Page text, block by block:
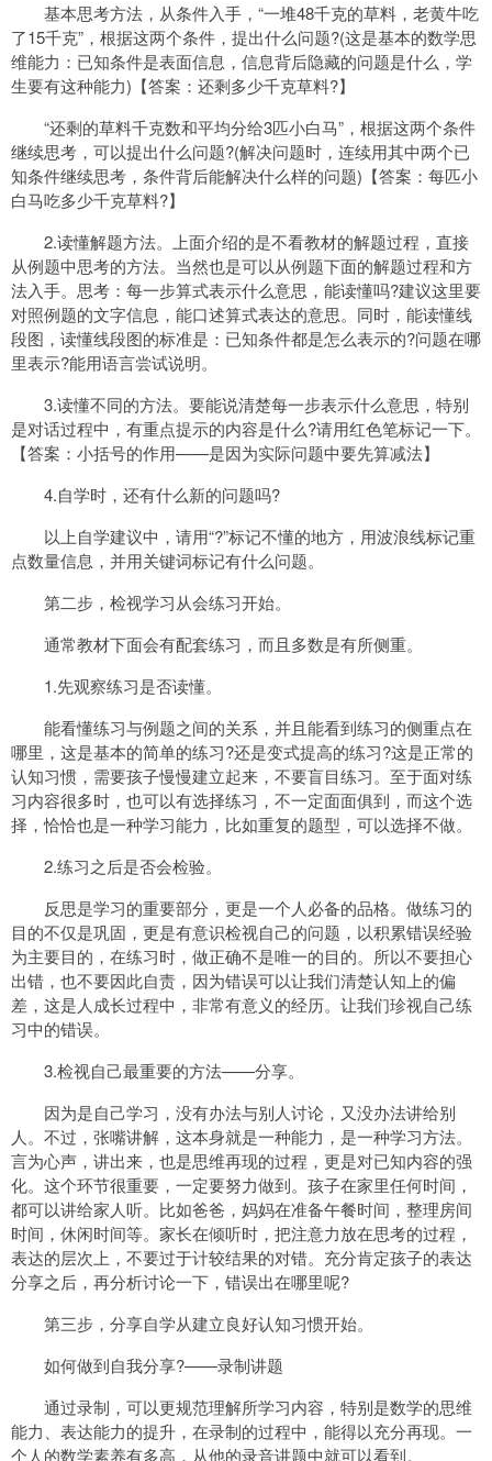
基本思考方法，从条件入手，“一堆48千克的草料，老黄牛吃
了15千克”，根据这两个条件，提出什么问题?(这是基本的数学思
维能力：已知条件是表面信息，信息背后隐藏的问题是什么，学
生要有这种能力)【答案：还剩多少千克草料?】
“还剩的草料千克数和平均分给3匹小白马”，根据这两个条件
继续思考，可以提出什么问题?(解决问题时，连续用其中两个已
知条件继续思考，条件背后能解决什么样的问题)【答案：每匹小
白马吃多少千克草料?】
2.读懂解题方法。上面介绍的是不看教材的解题过程，直接
从例题中思考的方法。当然也是可以从例题下面的解题过程和方
法入手。思考：每一步算式表示什么意思，能读懂吗?建议这里要
对照例题的文字信息，能口述算式表达的意思。同时，能读懂线
段图，读懂线段图的标准是：已知条件都是怎么表示的?问题在哪
里表示?能用语言尝试说明。
3.读懂不同的方法。要能说清楚每一步表示什么意思，特别
是对话过程中，有重点提示的内容是什么?请用红色笔标记一下。
【答案：小括号的作用——是因为实际问题中要先算减法】
4.自学时，还有什么新的问题吗?
以上自学建议中，请用“?”标记不懂的地方，用波浪线标记重
点数量信息，并用关键词标记有什么问题。
第二步，检视学习从会练习开始。
通常教材下面会有配套练习，而且多数是有所侧重。
1.先观察练习是否读懂。
能看懂练习与例题之间的关系，并且能看到练习的侧重点在
哪里，这是基本的简单的练习?还是变式提高的练习?这是正常的
认知习惯，需要孩子慢慢建立起来，不要盲目练习。至于面对练
习内容很多时，也可以有选择练习，不一定面面俱到，而这个选
择，恰恰也是一种学习能力，比如重复的题型，可以选择不做。
2.练习之后是否会检验。
反思是学习的重要部分，更是一个人必备的品格。做练习的
目的不仅是巩固，更是有意识检视自己的问题，以积累错误经验
为主要目的，在练习时，做正确不是唯一的目的。所以不要担心
出错，也不要因此自责，因为错误可以让我们清楚认知上的偏
差，这是人成长过程中，非常有意义的经历。让我们珍视自己练
习中的错误。
3.检视自己最重要的方法——分享。
因为是自己学习，没有办法与别人讨论，又没办法讲给别
人。不过，张嘴讲解，这本身就是一种能力，是一种学习方法。
言为心声，讲出来，也是思维再现的过程，更是对已知内容的强
化。这个环节很重要，一定要努力做到。孩子在家里任何时间，
都可以讲给家人听。比如爸爸，妈妈在准备午餐时间，整理房间
时间，休闲时间等。家长在倾听时，把注意力放在思考的过程，
表达的层次上，不要过于计较结果的对错。充分肯定孩子的表达
分享之后，再分析讨论一下，错误出在哪里呢?
第三步，分享自学从建立良好认知习惯开始。
如何做到自我分享?——录制讲题
通过录制，可以更规范理解所学习内容，特别是数学的思维
能力、表达能力的提升，在录制的过程中，能得以充分再现。一
个人的数学素养有多高，从他的录音讲题中就可以看到。